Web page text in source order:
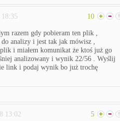
18:35 10
razem gdy pobieram ten plik ,
do analizy i jest tak jak mówisz ,
plik i miałem komunikat że ktoś już go
analizowany i wynik 22/56 . Wyślij
link i podaj wynik bo już trochę
13:02 5